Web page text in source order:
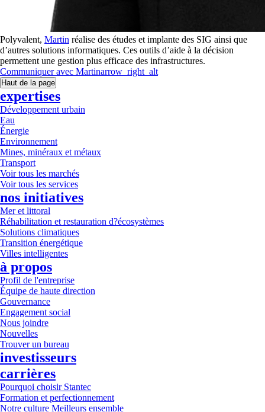
Polyvalent, Martin réalise des études et implante des SIG ainsi que
d’autres solutions informatiques. Ces outils d’aide à la décision
permettent une gestion plus efficace des infrastructures.
Communiquer avec Martinarrow_right_alt
Haut de la page
expertises
Développement urbain
Eau
Énergie
Environnement
Mines, minéraux et métaux
Transport
Voir tous les marchés
Voir tous les services
nos initiatives
Mer et littoral
Réhabilitation et restauration d?écosystèmes
Solutions climatiques
Transition énergétique
Villes intelligentes
à propos
Profil de l'entreprise
Équipe de haute direction
Gouvernance
Engagement social
Nous joindre
Nouvelles
Trouver un bureau
investisseurs
carrières
Pourquoi choisir Stantec
Formation et perfectionnement
Notre culture Meilleurs ensemble